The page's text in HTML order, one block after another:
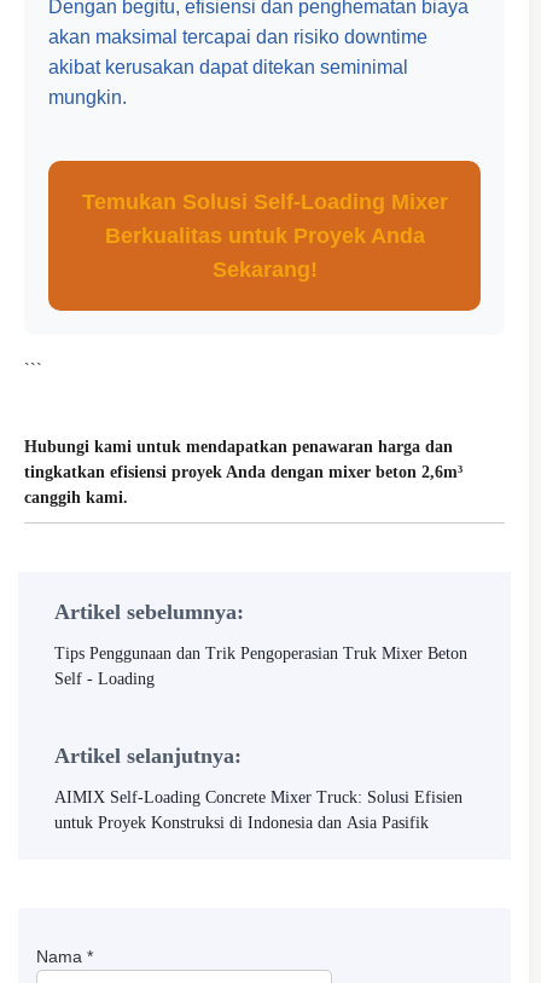
Dengan begitu, efisiensi dan penghematan biaya
akan maksimal tercapai dan risiko downtime
akibat kerusakan dapat ditekan seminimal
mungkin.
Temukan Solusi Self-Loading Mixer
Berkualitas untuk Proyek Anda
Sekarang!
```
Hubungi kami untuk mendapatkan penawaran harga dan
tingkatkan efisiensi proyek Anda dengan mixer beton 2,6m³
canggih kami.
Artikel sebelumnya:
Tips Penggunaan dan Trik Pengoperasian Truk Mixer Beton
Self - Loading
Artikel selanjutnya:
AIMIX Self-Loading Concrete Mixer Truck: Solusi Efisien
untuk Proyek Konstruksi di Indonesia dan Asia Pasifik
Nama *